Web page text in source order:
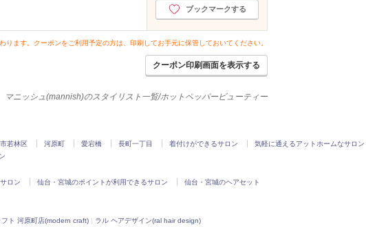
ブックマークする
ります。クーポンをご利用予定の方は、印刷してお手元に保管しておいてください。
クーポン印刷画面を表示する
マニッシュ(mannish)のスタイリスト一覧/ホットペッパービューティー
若林区 河原町 愛宕橋 長町一丁目 着付けができるサロン 気軽に通えるアットホームなサロン
ロン 仙台・宮城のポイントが利用できるサロン 仙台・宮城のヘアセット
ト 河原町店(modern craft) | ラル ヘアデザイン(ral hair design)